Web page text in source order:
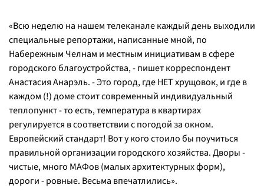
«Всю неделю на нашем телеканале каждый день выходили
специальные репортажи, написанные мной, по
Набережным Челнам и местным инициативам в сфере
городского благоустройства, - пишет корреспондент
Анастасия Анарэль. -Это город, где НЕТ хрущовок, и где в
каждом (!) доме стоит современный индивидуальный
теплопункт - то есть, температура в квартирах
регулируется в соответствии с погодой за окном.
Европейский стандарт! Вот у кого стоило бы поучиться
правильной организации городского хозяйства. Дворы -
чистые, много МАФов (малых архитектурных форм),
дороги - ровные. Весьма впечатлились».